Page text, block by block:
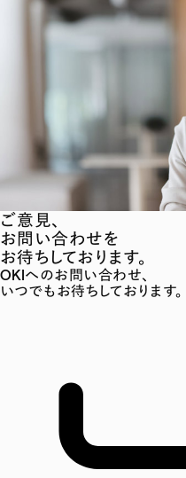
ご意見、
お問い合わせを
お待ちしております。
OKIへのお問い合わせ、
いつでもお待ちしております。